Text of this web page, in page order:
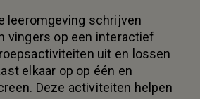
leeromgeving schrijven
vingers op een interactief
uit en lossen
elkaar op op één en
Deze activiteiten helpen